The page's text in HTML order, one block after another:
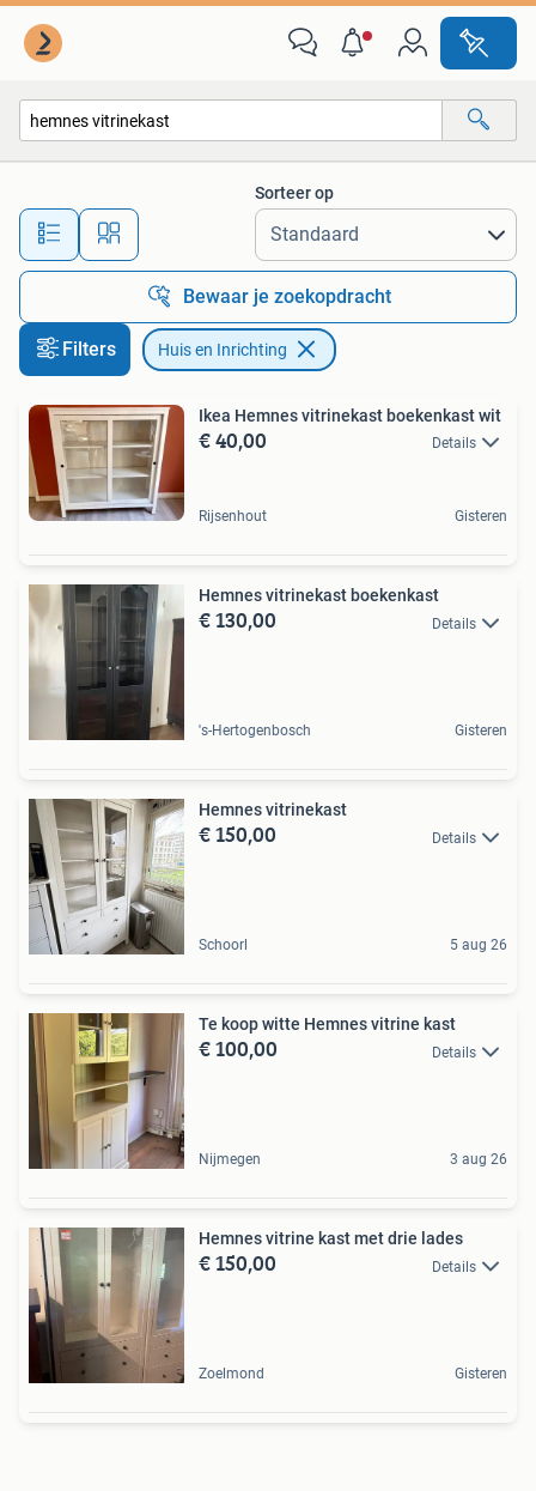
Alle afstanden…
Sorteer op
Bewaar je zoekopdracht
Filters Huis en Inrichting
Ikea Hemnes vitrinekast boekenkast wit
€ 40,00 Details
Rijsenhout Gisteren
Hemnes vitrinekast boekenkast
€ 130,00 Details
's-Hertogenbosch Gisteren
Hemnes vitrinekast
€ 150,00 Details
Schoorl 5 aug 26
Te koop witte Hemnes vitrine kast
€ 100,00 Details
Nijmegen 3 aug 26
Hemnes vitrine kast met drie lades
€ 150,00 Details
Zoelmond Gisteren